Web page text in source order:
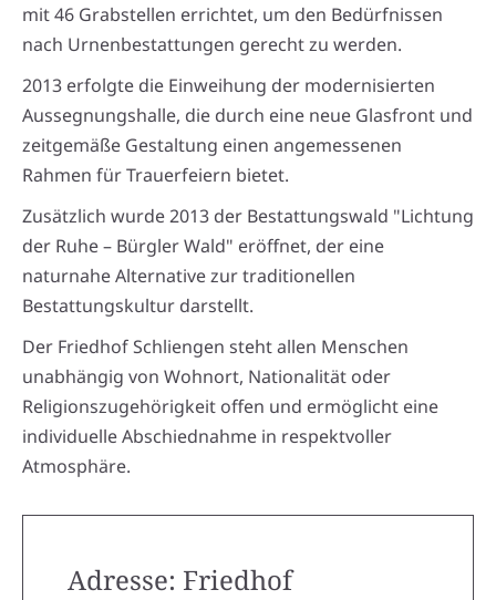
mit 46 Grabstellen errichtet, um den Bedürfnissen
nach Urnenbestattungen gerecht zu werden.
2013 erfolgte die Einweihung der modernisierten
Aussegnungshalle, die durch eine neue Glasfront und
zeitgemäße Gestaltung einen angemessenen
Rahmen für Trauerfeiern bietet.
Zusätzlich wurde 2013 der Bestattungswald "Lichtung
der Ruhe – Bürgler Wald" eröffnet, der eine
naturnahe Alternative zur traditionellen
Bestattungskultur darstellt.
Der Friedhof Schliengen steht allen Menschen
unabhängig von Wohnort, Nationalität oder
Religionszugehörigkeit offen und ermöglicht eine
individuelle Abschiednahme in respektvoller
Atmosphäre.
Adresse: Friedhof